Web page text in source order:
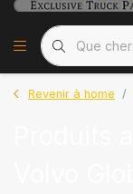
Revenir à home